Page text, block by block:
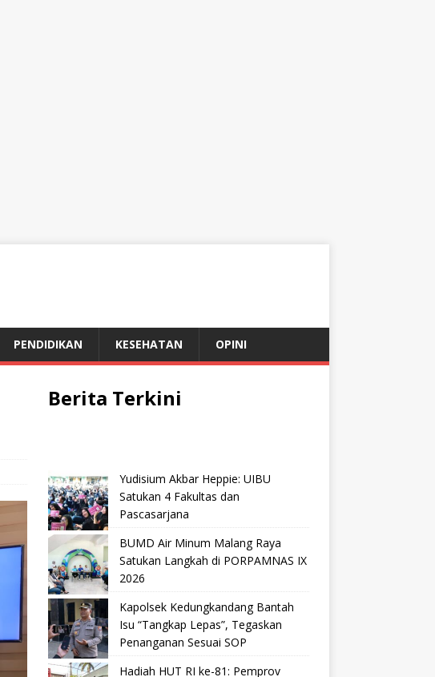
PENDIDIKAN KESEHATAN OPINI
Berita Terkini
Yudisium Akbar Heppie: UIBU
Satukan 4 Fakultas dan
Pascasarjana
BUMD Air Minum Malang Raya
Satukan Langkah di PORPAMNAS IX
2026
Kapolsek Kedungkandang Bantah
Isu “Tangkap Lepas”, Tegaskan
Penanganan Sesuai SOP
Hadiah HUT RI ke-81: Pemprov